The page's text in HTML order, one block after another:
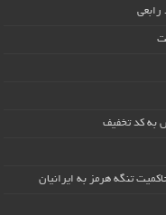
رابعی
به کد تخفیف
تنگه هرمز به ایرانیان